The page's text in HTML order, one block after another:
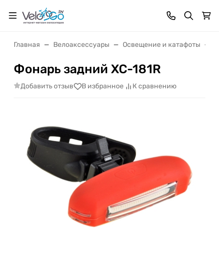
Главная Велоаксессуары Освещение и катафоты
Фонарь задний XC-181R
Добавить отзыв В избранное К сравнению